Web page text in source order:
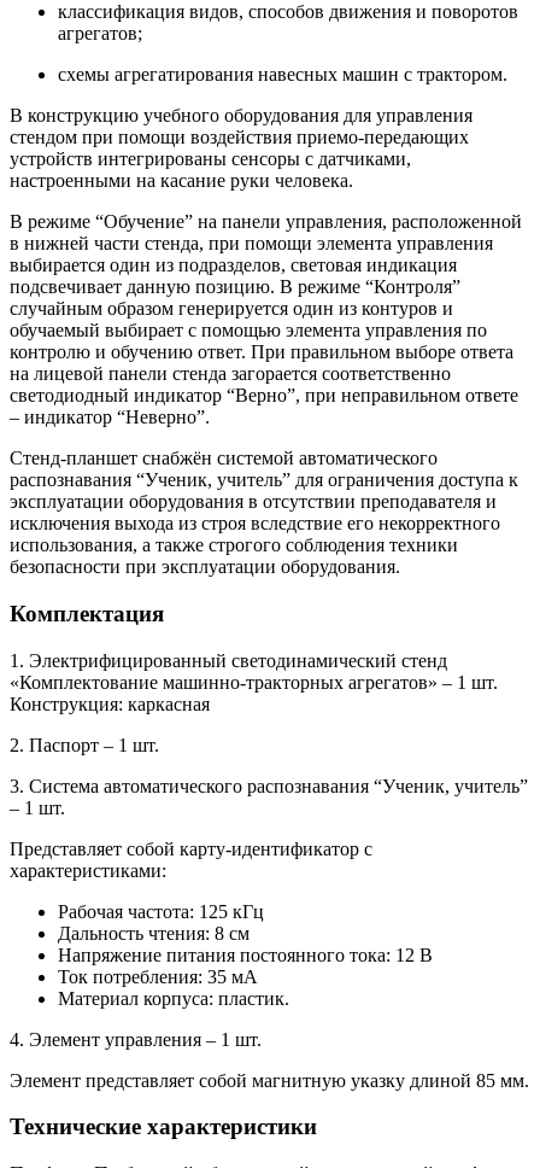
классификация видов, способов движения и поворотов
агрегатов;
схемы агрегатирования навесных машин с трактором.
В конструкцию учебного оборудования для управления
стендом при помощи воздействия приемо-передающих
устройств интегрированы сенсоры с датчиками,
настроенными на касание руки человека.
В режиме “Обучение” на панели управления, расположенной
в нижней части стенда, при помощи элемента управления
выбирается один из подразделов, световая индикация
подсвечивает данную позицию. В режиме “Контроля”
случайным образом генерируется один из контуров и
обучаемый выбирает с помощью элемента управления по
контролю и обучению ответ. При правильном выборе ответа
на лицевой панели стенда загорается соответственно
светодиодный индикатор “Верно”, при неправильном ответе
– индикатор “Неверно”.
Стенд-планшет снабжён системой автоматического
распознавания “Ученик, учитель” для ограничения доступа к
эксплуатации оборудования в отсутствии преподавателя и
исключения выхода из строя вследствие его некорректного
использования, а также строгого соблюдения техники
безопасности при эксплуатации оборудования.
Комплектация
1. Электрифицированный светодинамический стенд
«Комплектование машинно-тракторных агрегатов» – 1 шт.
Конструкция: каркасная
2. Паспорт – 1 шт.
3. Система автоматического распознавания “Ученик, учитель”
– 1 шт.
Представляет собой карту-идентификатор с
характеристиками:
Рабочая частота: 125 кГц
Дальность чтения: 8 см
Напряжение питания постоянного тока: 12 В
Ток потребления: 35 мА
Материал корпуса: пластик.
4. Элемент управления – 1 шт.
Элемент представляет собой магнитную указку длиной 85 мм.
Технические характеристики